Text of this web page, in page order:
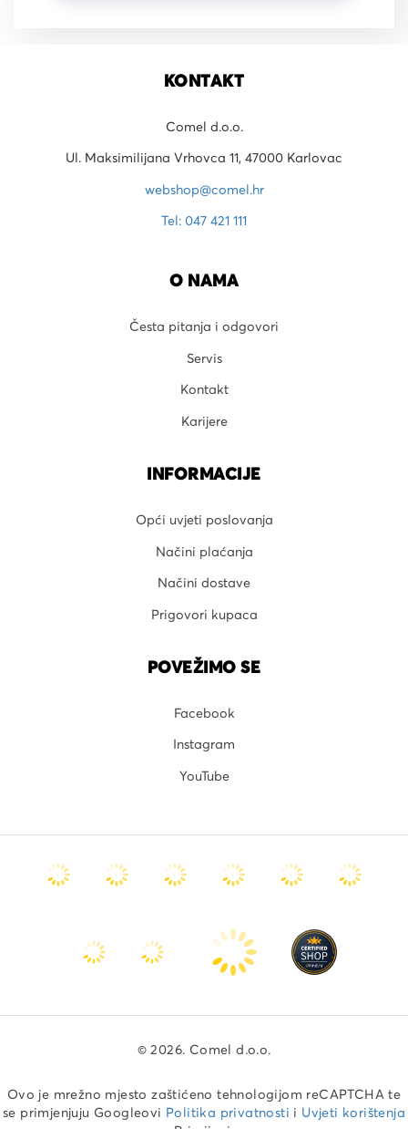
KONTAKT
Comel d.o.o.
Ul. Maksimilijana Vrhovca 11, 47000 Karlovac
webshop@comel.hr
Tel: 047 421 111
O NAMA
Česta pitanja i odgovori
Servis
Kontakt
Karijere
INFORMACIJE
Opći uvjeti poslovanja
Načini plaćanja
Načini dostave
Prigovori kupaca
POVEŽIMO SE
Facebook
Instagram
YouTube
© 2026. Comel d.o.o.
Ovo je mrežno mjesto zaštićeno tehnologijom reCAPTCHA te
se primjenjuju Googleovi Politika privatnosti i Uvjeti korištenja